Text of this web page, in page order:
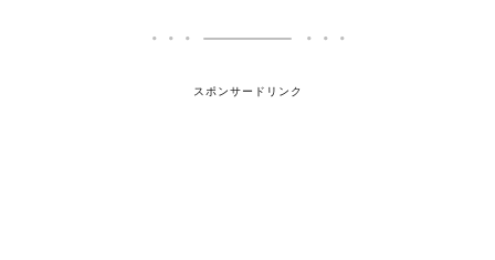
スポンサードリンク